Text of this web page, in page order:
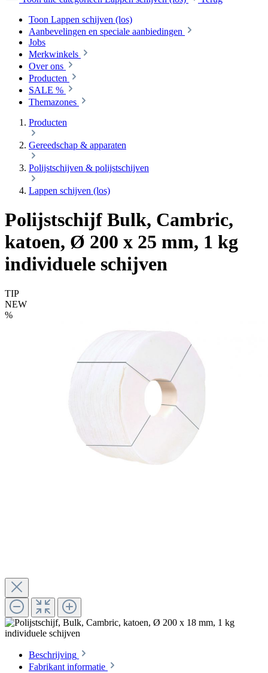
Toon Lappen schijven (los)
Aanbevelingen en speciale aanbiedingen
Jobs
Merkwinkels
Over ons
Producten
SALE %
Themazones
Producten
Gereedschap & apparaten
Polijstschijven & polijstschijven
Lappen schijven (los)
Polijstschijf Bulk, Cambric,
katoen, Ø 200 x 25 mm, 1 kg
individuele schijven
TIP
NEW
%
Beschrijving
Fabrikant informatie